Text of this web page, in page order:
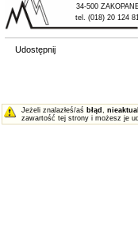
34-500
tel. (018) 20 124
Udostępnij
Jeżeli znalazłeś/aś błąd ,
zawartość tej strony i możesz je